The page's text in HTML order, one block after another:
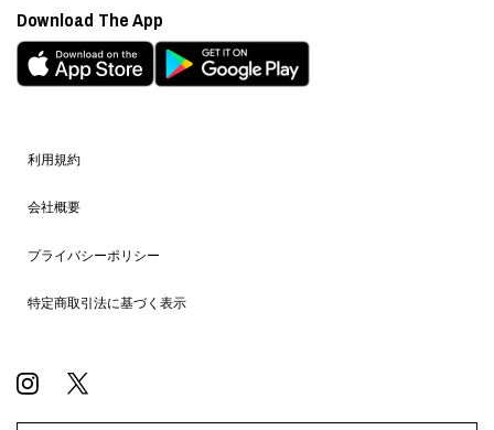
利用規約
会社概要
プライバシーポリシー
特定商取引法に基づく表示
Download The App